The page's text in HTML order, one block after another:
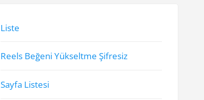
Liste
Reels Beğeni Yükseltme Şifresiz
Sayfa Listesi